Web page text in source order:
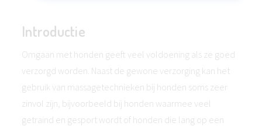
Introductie
Omgaan met honden geeft veel voldoening als ze goed
verzorgd worden. Naast de gewone verzorging kan het
gebruik van massagetechnieken bij honden soms zeer
zinvol zijn, bijvoorbeeld bij honden waarmee veel
getraind en gesport wordt of honden die lang op een